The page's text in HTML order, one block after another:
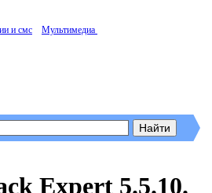
и смс Мультимедиа
Expert 5.5.10.